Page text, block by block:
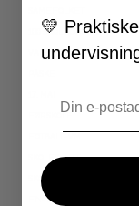
100 SKOLEDAGER
VALENTINSDAG
FØRSKOLE
SKOLESLUTT
SKOLESTART
FN-DAGEN
💛